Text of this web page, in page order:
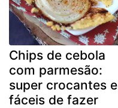
Chips de cebola
com parmesão:
super crocantes e
fáceis de fazer